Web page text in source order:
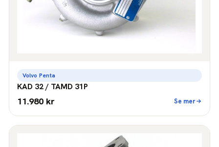
Volvo Penta
KAD 32 / TAMD 31P
11.980 kr Se mer